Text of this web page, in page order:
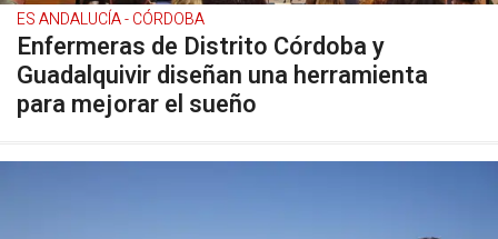
ES ANDALUCÍA - CÓRDOBA
Enfermeras de Distrito Córdoba y
Guadalquivir diseñan una herramienta
para mejorar el sueño